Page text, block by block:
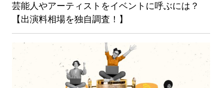
芸能人やアーティストをイベントに呼ぶには？
【出演料相場を独自調査！】